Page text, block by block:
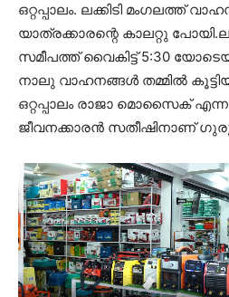
ഒറ്റപ്പാലം. ലക്കിടി മംഗലത്ത്
യാത്രക്കാരന്റെ കാലറ്റു
സമീപത്ത് വൈകിട്ട് 5:30
നാലു വാഹനങ്ങൾ തമ്മിൽ
ഒറ്റപ്പാലം രാജാ മൊസൈക്
ജീവനക്കാരൻ സതീഷിനാണ്